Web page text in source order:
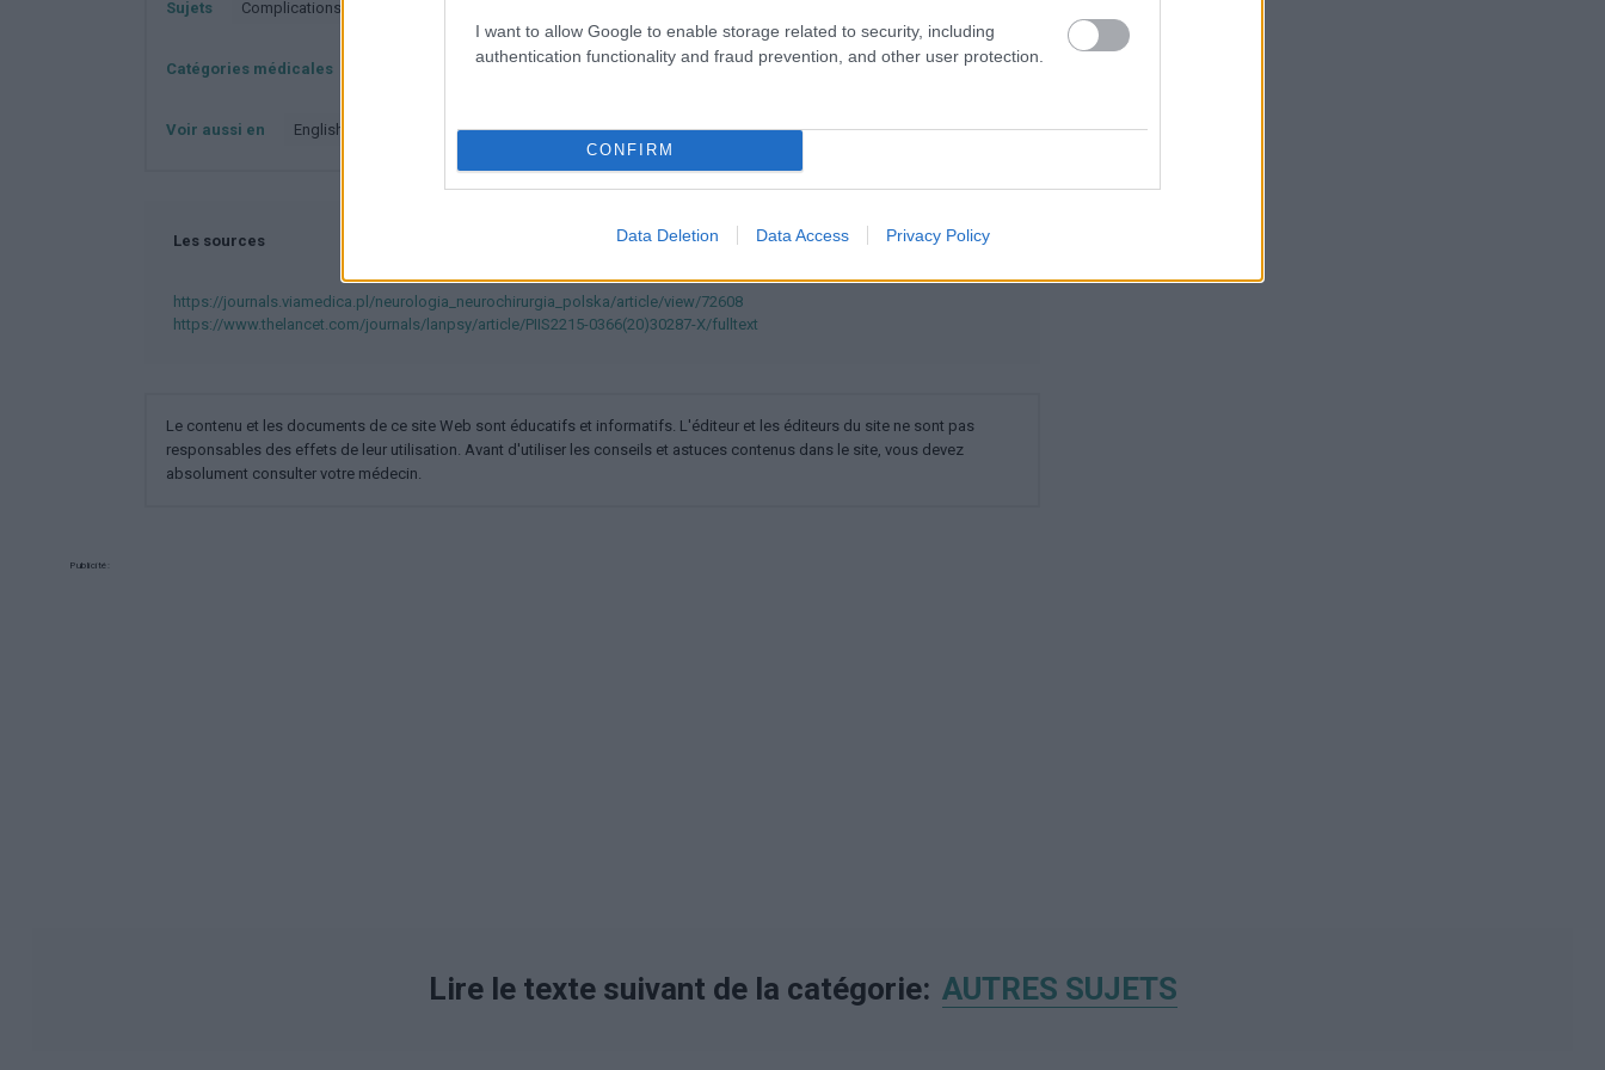
I want to allow Google to enable storage related to security, including
authentication functionality and fraud prevention, and other user protection.
CONFIRM
Data Deletion Data Access Privacy Policy
Sujets Complications-covid-19
Catégories médicales Troubles mentaux et du comportement
Voir aussi en english deutsch polskim
Les sources
https://journals.viamedica.pl/neurologia_neurochirurgia_polska/article/view/72608
https://www.thelancet.com/journals/lanpsy/article/PIIS2215-0366(20)30287-X/fulltext
Le contenu et les documents de ce site Web sont éducatifs et informatifs. L'éditeur et les éditeurs du site ne sont pas
responsables des effets de leur utilisation. Avant d'utiliser les conseils et astuces contenus dans le site, vous devez
absolument consulter votre médecin.
Publicité:
Lire le texte suivant de la catégorie: AUTRES SUJETS